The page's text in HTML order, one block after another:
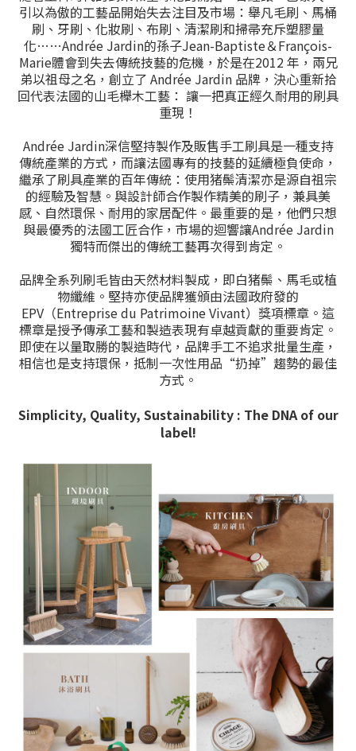
引以為傲的工藝品開始失去注目及市場：舉凡毛刷、馬桶
刷、牙刷、化妝刷、布刷、清潔刷和掃帚充斥塑膠量
化……Andrée Jardin的孫子Jean-Baptiste＆François-
Marie體會到失去傳統技藝的危機，於是在2012 年，兩兄
弟以祖母之名，創立了 Andrée Jardin 品牌，決心重新拾
回代表法國的山毛櫸木工藝： 讓一把真正經久耐用的刷具
重現！
Andrée Jardin深信堅持製作及販售手工刷具是一種支持
傳統產業的方式，而讓法國專有的技藝的延續極負使命，
繼承了刷具產業的百年傳統：使用猪鬃清潔亦是源自祖宗
的經驗及智慧。與設計師合作製作精美的刷子，兼具美
感、自然環保、耐用的家居配件。最重要的是，他們只想
與最優秀的法國工匠合作，市場的迴響讓Andrée Jardin
獨特而傑出的傳統工藝再次得到肯定。
品牌全系列刷毛皆由天然材料製成，即白猪鬃、馬毛或植
物纖維。堅持亦使品牌獲頒由法國政府發的
EPV（Entreprise du Patrimoine Vivant）獎項標章。這
標章是授予傳承工藝和製造表現有卓越貢獻的重要肯定。
即使在以量取勝的製造時代，品牌手工不追求批量生產，
相信也是支持環保，抵制一次性用品“扔掉”趨勢的最佳
方式。
Simplicity, Quality, Sustainability : The DNA of our
label!